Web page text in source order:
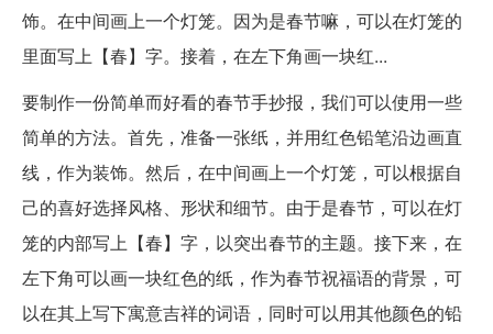
饰。在中间画上一个灯笼。因为是春节嘛，可以在灯笼的
里面写上【春】字。接着，在左下角画一块红...
要制作一份简单而好看的春节手抄报，我们可以使用一些
简单的方法。首先，准备一张纸，并用红色铅笔沿边画直
线，作为装饰。然后，在中间画上一个灯笼，可以根据自
己的喜好选择风格、形状和细节。由于是春节，可以在灯
笼的内部写上【春】字，以突出春节的主题。接下来，在
左下角可以画一块红色的纸，作为春节祝福语的背景，可
以在其上写下寓意吉祥的词语，同时可以用其他颜色的铅